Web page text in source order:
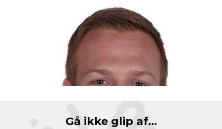
Gå ikke glip af...